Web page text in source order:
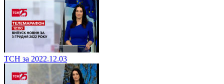
ТСН за 2022.12.03